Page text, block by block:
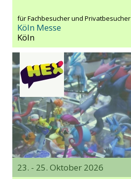
für Fachbesucher und Privatbesucher
Köln Messe
Köln
23. - 25. Oktober 2026